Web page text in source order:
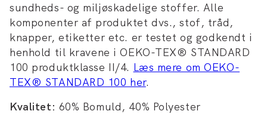
sundheds- og miljøskadelige stoffer. Alle
komponenter af produktet dvs., stof, tråd,
knapper, etiketter etc. er testet og godkendt i
henhold til kravene i OEKO-TEX® STANDARD
100 produktklasse II/4. Læs mere om OEKO-
TEX® STANDARD 100 her.
Kvalitet: 60% Bomuld, 40% Polyester